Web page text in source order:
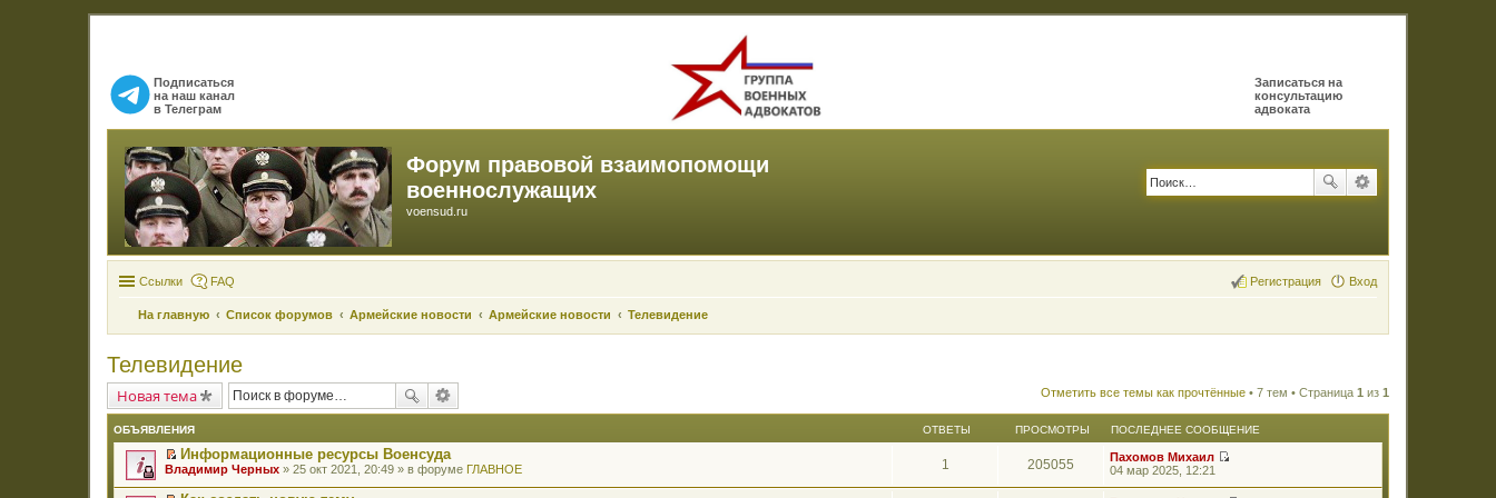
Подписаться
на наш канал
в Телеграм
Записаться на
консультацию
адвоката
Форум правовой взаимопомощи
военнослужащих
voensud.ru
Ссылки FAQ Вход
Регистрация
На главную Список форумов Армейские новости Армейские новости Телевидение
Телевидение
Новая тема Отметить все темы как прочтённые • 7 тем • Страница 1 из 1
ОБЪЯВЛЕНИЯ ОТВЕТЫ ПРОСМОТРЫ ПОСЛЕДНЕЕ СООБЩЕНИЕ
П
р
Информационные ресурсы Военсуда
Владимир Черных » 25 окт 2021, 20:49 » в форуме ГЛАВНОЕ 1 205055
Пахомов Михаил
р
04 мар 2025, 12:21